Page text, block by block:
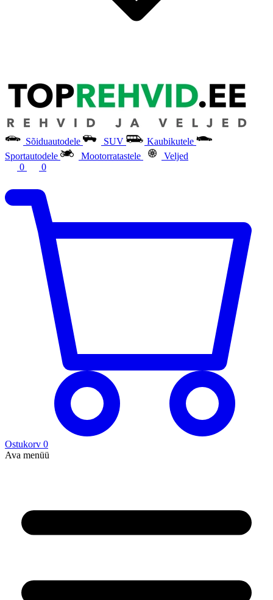
Sõiduautodele SUV
Kaubikutele
Sportautodele
Mootorratastele
Veljed
0
0
Ostukorv 0
Ava menüü